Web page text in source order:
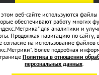
веб-сайте используются файлы
обеспечивают работу многих
для аналитики и
Продолжая навигацию по сайту,
согласие на использование файлов
Более подробная
Политика в отношении
персональных данных.